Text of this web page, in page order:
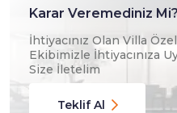
Karar Veremediniz Mi?
İhtiyacınız Olan Villa
Ekibimizle İhtiyacınıza
Size İletelim
Teklif Al